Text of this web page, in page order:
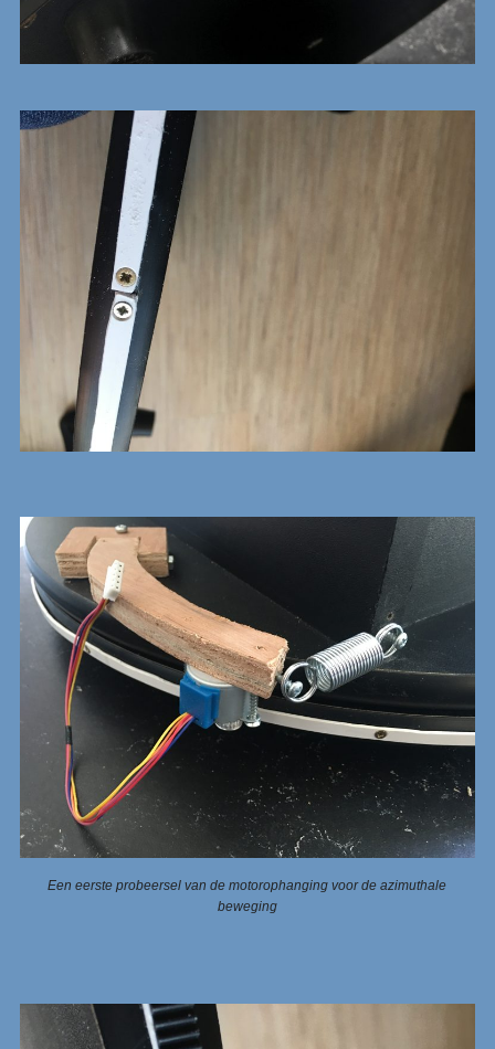
Een eerste probeersel van de motorophanging voor de azimuthale
beweging